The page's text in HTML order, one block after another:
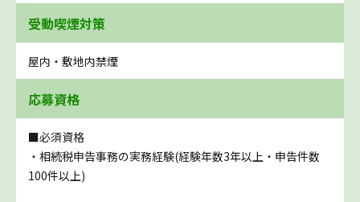
受動喫煙対策
屋内・敷地内禁煙
応募資格
■必須資格
・相続税申告事務の実務経験(経験年数3年以上・申告件数
100件以上)